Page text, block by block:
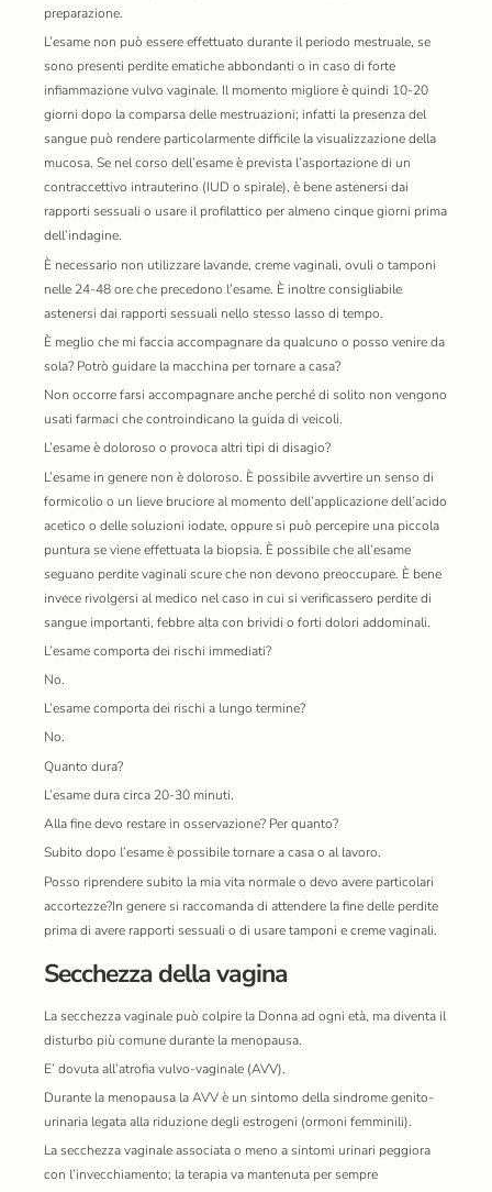
preparazione.
L’esame non può essere effettuato durante il periodo mestruale, se
sono presenti perdite ematiche abbondanti o in caso di forte
infiammazione vulvo vaginale. Il momento migliore è quindi 10-20
giorni dopo la comparsa delle mestruazioni; infatti la presenza del
sangue può rendere particolarmente difficile la visualizzazione della
mucosa. Se nel corso dell’esame è prevista l’asportazione di un
contraccettivo intrauterino (IUD o spirale), è bene astenersi dai
rapporti sessuali o usare il profilattico per almeno cinque giorni prima
dell’indagine.
È necessario non utilizzare lavande, creme vaginali, ovuli o tamponi
nelle 24-48 ore che precedono l’esame. È inoltre consigliabile
astenersi dai rapporti sessuali nello stesso lasso di tempo.
È meglio che mi faccia accompagnare da qualcuno o posso venire da
sola? Potrò guidare la macchina per tornare a casa?
Non occorre farsi accompagnare anche perché di solito non vengono
usati farmaci che controindicano la guida di veicoli.
L’esame è doloroso o provoca altri tipi di disagio?
L’esame in genere non è doloroso. È possibile avvertire un senso di
formicolio o un lieve bruciore al momento dell’applicazione dell’acido
acetico o delle soluzioni iodate, oppure si può percepire una piccola
puntura se viene effettuata la biopsia. È possibile che all’esame
seguano perdite vaginali scure che non devono preoccupare. È bene
invece rivolgersi al medico nel caso in cui si verificassero perdite di
sangue importanti, febbre alta con brividi o forti dolori addominali.
L’esame comporta dei rischi immediati?
No.
L’esame comporta dei rischi a lungo termine?
No.
Quanto dura?
L’esame dura circa 20-30 minuti.
Alla fine devo restare in osservazione? Per quanto?
Subito dopo l’esame è possibile tornare a casa o al lavoro.
Posso riprendere subito la mia vita normale o devo avere particolari
accortezze?In genere si raccomanda di attendere la fine delle perdite
prima di avere rapporti sessuali o di usare tamponi e creme vaginali.
Secchezza della vagina
La secchezza vaginale può colpire la Donna ad ogni età, ma diventa il
disturbo più comune durante la menopausa.
E’ dovuta all’atrofia vulvo-vaginale (AVV).
Durante la menopausa la AVV è un sintomo della sindrome genito-
urinaria legata alla riduzione degli estrogeni (ormoni femminili).
La secchezza vaginale associata o meno a sintomi urinari peggiora
con l’invecchiamento; la terapia va mantenuta per sempre